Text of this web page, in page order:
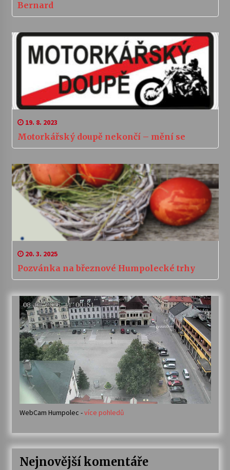
Bernard
19. 8. 2023
Motorkářský doupě nekončí – mění se
20. 3. 2025
Pozvánka na březnové Humpolecké trhy
WebCam Humpolec -více pohledů
Nejnovější komentáře